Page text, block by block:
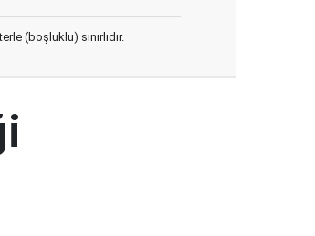
(boşluklu) sınırlıdır.